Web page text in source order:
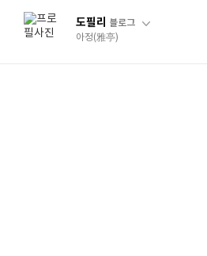
도필리 블로그
아정(雅亭)